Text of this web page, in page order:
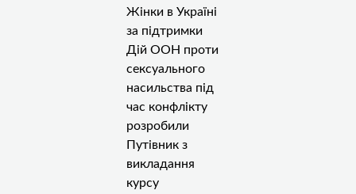
Жінки в Україні
за підтримки
Дій ООН проти
сексуального
насильства під
час конфлікту
розробили
Путівник з
викладання
курсу